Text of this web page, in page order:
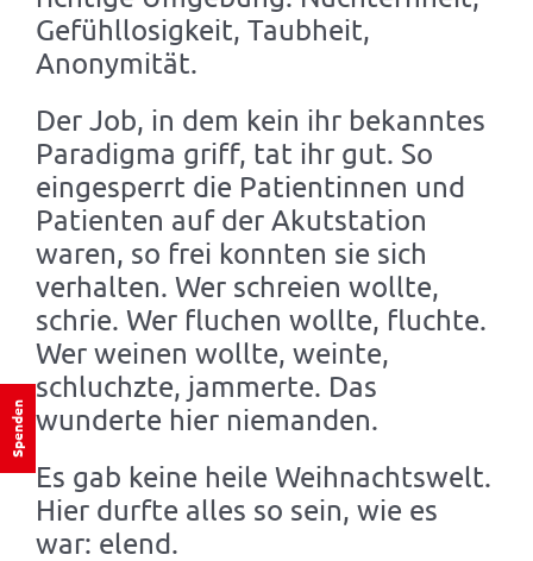
Gefühllosigkeit, Taubheit,
Anonymität.
Der Job, in dem kein ihr bekanntes
Paradigma griff, tat ihr gut. So
eingesperrt die Patientinnen und
Patienten auf der Akutstation
waren, so frei konnten sie sich
verhalten. Wer schreien wollte,
schrie. Wer fluchen wollte, fluchte.
Wer weinen wollte, weinte,
schluchzte, jammerte. Das
wunderte hier niemanden.
Es gab keine heile Weihnachtswelt.
Hier durfte alles so sein, wie es
war: elend.
Spenden